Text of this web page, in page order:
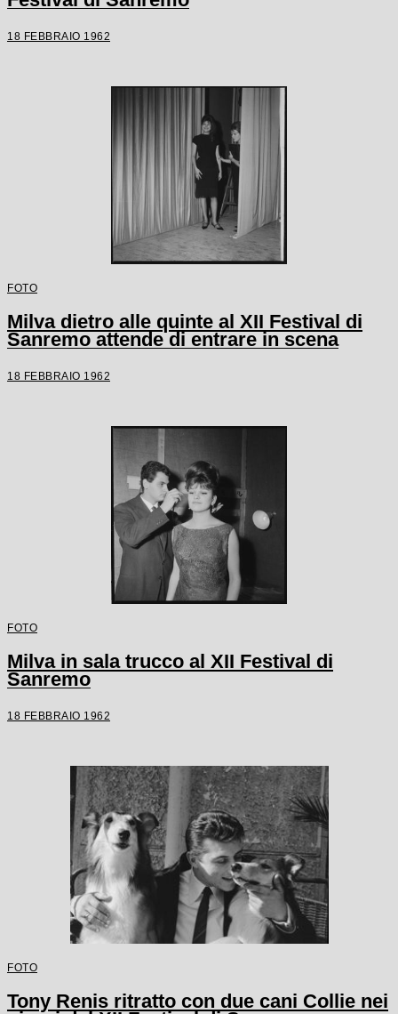
18 FEBBRAIO 1962
FOTO
Milva dietro alle quinte al XII Festival di
Sanremo attende di entrare in scena
18 FEBBRAIO 1962
FOTO
Milva in sala trucco al XII Festival di
Sanremo
18 FEBBRAIO 1962
FOTO
Tony Renis ritratto con due cani Collie nei